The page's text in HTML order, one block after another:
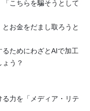
「 こちらを騙そうとして
とお金をだまし取ろうと
ためにわざとAIで加工
う？
力を「メディア・ リテ